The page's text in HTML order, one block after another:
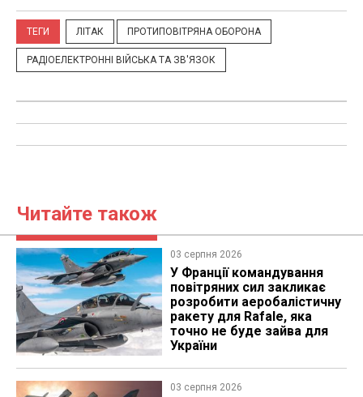
ТЕГИ ЛІТАК ПРОТИПОВІТРЯНА ОБОРОНА
РАДІОЕЛЕКТРОННІ ВІЙСЬКА ТА ЗВ'ЯЗОК
Читайте також
03 серпня 2026
У Франції командування
повітряних сил закликає
розробити аеробалістичну
ракету для Rafale, яка
точно не буде зайва для
України
03 серпня 2026